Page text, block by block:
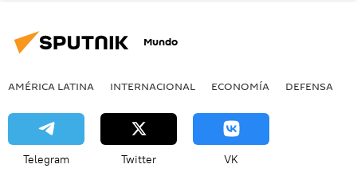
Mundo
AMÉRICA LATINA INTERNACIONAL ECONOMÍA DEFENSA
Telegram Twitter VK